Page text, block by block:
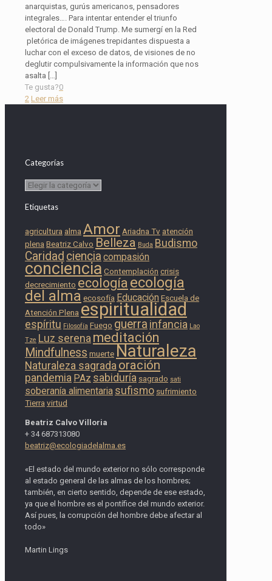
anarquistas, gurús americanos, pensadores
integrales…. Para intentar entender el triunfo
electoral de Donald Trump. Me sumergí en la Red
pletórica de imágenes trepidantes dispuesta a
luchar con el exceso de datos, de visiones de no
deglutir compulsivamente la información que nos
asalta […]
Te gusta?0
2 Leer más
Categorías
Categorías
Etiquetas
agricultura alma Amor Ariadna Tv atención
plena Beatriz Calvo Belleza Buda Budismo
Caridad ciencia compasión
conciencia Contemplación crisis
decrecimiento ecología ecología
del alma ecosofía Educación Escuela de
Atención Plena espiritualidad
espíritu Filosofía Fuego guerra infancia Lao
Tze Luz serena meditación
Mindfulness muerte Naturaleza
Naturaleza sagrada oración
pandemia PAz sabiduría sagrado sati
soberanía alimentaria sufismo sufrimiento
Tierra virtud
Beatriz Calvo Villoria
+ 34 687313080
beatriz@ecologiadelalma.es
«El estado del mundo exterior no sólo corresponde
al estado general de las almas de los hombres;
también, en cierto sentido, depende de ese estado,
ya que el hombre es el pontífice del mundo exterior.
Así pues, la corrupción del hombre debe afectar al
todo»
Martin Lings